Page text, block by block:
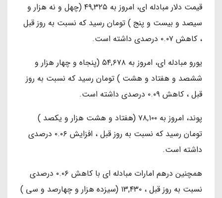
قیمت دلار مبادله ای، امروز به ۴۹,۳۲۵ (چهل و نه هزار و
سیصد و بیست و پنج ) تومان رسید که نسبت به روز قبل
، کاهش ۰.۰۷ درصدی داشته است.
یورو مبادله ای، امروز به ۵۴,۶۷۸ (پنجاه و چهار هزار و
ششصد و هفتاد و هشت ) تومان رسید که نسبت به روز
قبل ، کاهش ۰.۰۹ درصدی داشته است.
پوند، امروز به ۷۸,۱۰۰ (هفتاد و هشت هزار و یکصد )
تومان رسید که نسبت به روز قبل ، افزایش ۰.۰۶ درصدی
داشته است.
همچنین درهم امارات مبادله ای با کاهش ۰.۰۶ درصدی
نسبت به روز قبل ، ۱۳,۴۳۰ (سیزده هزار و چهارصد و سی )